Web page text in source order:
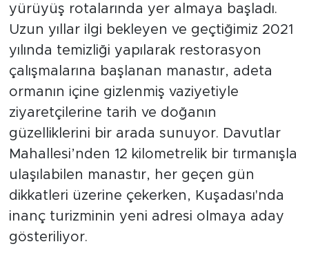
yürüyüş rotalarında yer almaya başladı.
Uzun yıllar ilgi bekleyen ve geçtiğimiz 2021
yılında temizliği yapılarak restorasyon
çalışmalarına başlanan manastır, adeta
ormanın içine gizlenmiş vaziyetiyle
ziyaretçilerine tarih ve doğanın
güzelliklerini bir arada sunuyor. Davutlar
Mahallesi’nden 12 kilometrelik bir tırmanışla
ulaşılabilen manastır, her geçen gün
dikkatleri üzerine çekerken, Kuşadası'nda
inanç turizminin yeni adresi olmaya aday
gösteriliyor.